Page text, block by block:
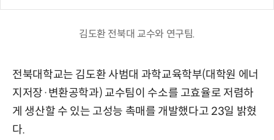
김도환 전북대 교수와 연구팀.
전북대학교는 김도환 사범대 과학교육학부(대학원 에너
지저장·변환공학과) 교수팀이 수소를 고효율로 저렴하
게 생산할 수 있는 고성능 촉매를 개발했다고 23일 밝혔
다.